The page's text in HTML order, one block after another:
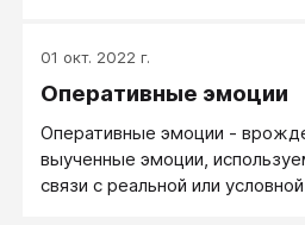
01 окт. 2022 г.
Оперативные эмоции
Оперативные эмоции -
выученные эмоции,
связи с реальной или